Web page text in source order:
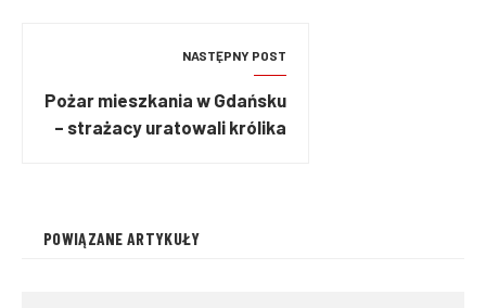
NASTĘPNY POST
Pożar mieszkania w Gdańsku
– strażacy uratowali królika
POWIĄZANE ARTYKUŁY